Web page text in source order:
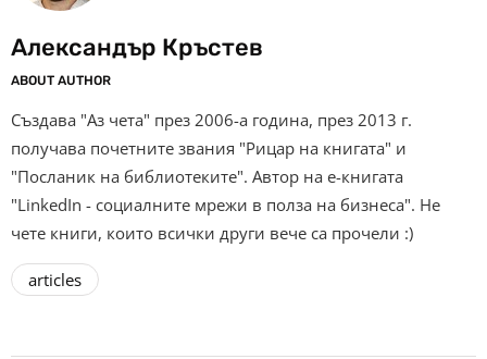
Александър Кръстев
ABOUT AUTHOR
Създава "Аз чета" през 2006-а година, през 2013 г.
получава почетните звания "Рицар на книгата" и
"Посланик на библиотеките". Автор на е-книгата
"LinkedIn - социалните мрежи в полза на бизнеса". Не
чете книги, които всички други вече са прочели :)
articles